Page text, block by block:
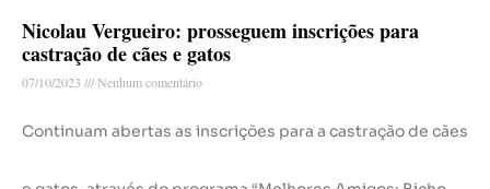
Nicolau Vergueiro: prosseguem inscrições para
castração de cães e gatos
07/10/2023 Nenhum comentário
Continuam abertas as inscrições para a castração de cães